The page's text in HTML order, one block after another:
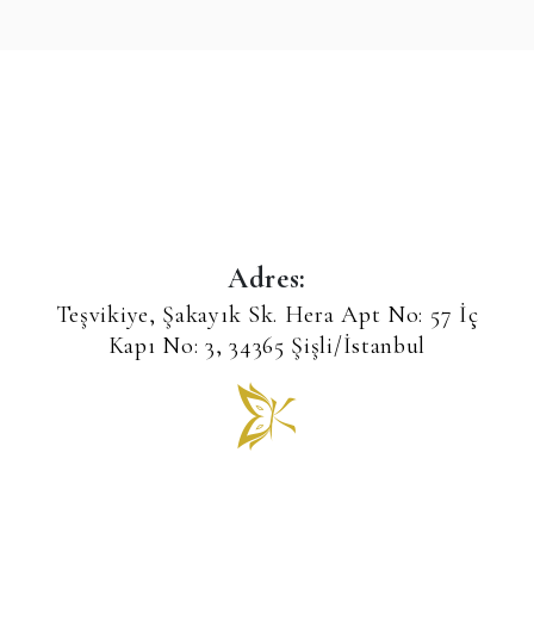
Adres:
Teşvikiye, Şakayık Sk. Hera Apt No: 57 İç
Kapı No: 3, 34365 Şişli/İstanbul